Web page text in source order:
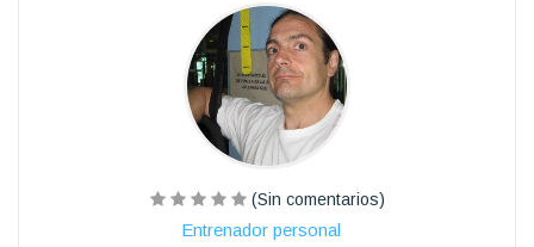
(Sin comentarios)
Entrenador personal